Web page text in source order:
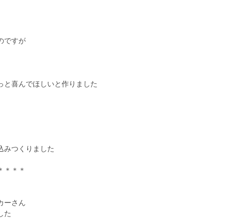
ですが
と喜んでほしいと作りました
みつくりました
＊＊＊
ーさん
た